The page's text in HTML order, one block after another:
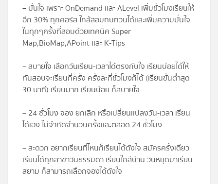
– มั่นใจ เพราะ OnDemand เเละ ALevel เพิ่มชั่วโมงเรียนให้
อีก 30% ทุกคอร์ส ใกล้สอบทบทวนได้เเละเพิ่มความมั่นใจ
ในทุกๆครั้งที่สอบด้วยเทคนิค Super
Map,BioMap,APoint เเละ K-Tips
– สบายใจ เลือกวันเรียน-เวลาได้ตรงกับใจ เรียนบ่อยได้ให้
ทันสอบจะเรียนกี่ครั้ง ครั้งละกี่ชั่วโมงก็ได้ (เรียนขั้นต่ำสุด
30 นาที) เรียนมาก เรียนน้อย ก็สบายใจ
– 24 ชั่วโมง จอง ยกเลิก หรือเปลี่ยนเเปลงวัน-เวลา เรียน
ได้เอง ไม่จำกัดจำนวนครั้งเเละตลอด 24 ชั่วโมง
– สะดวก อยากเรียนที่ไหนก็เรียนได้ดังใจ สมัครครั้งเดียว
เรียนได้ทุกสาขาวันธรรมดา เรียนใกล้บ้าน วันหยุดมาเรียน
สยาม ก็สามารถเลือกจองได้ดังใจ